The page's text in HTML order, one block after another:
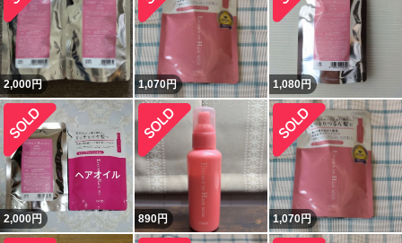
2,000円 1,070円 1,080円
2,000円 890円 1,070円